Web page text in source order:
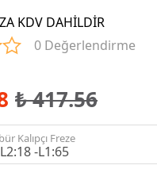
KDV DAHİLDİR
0 Değerlendirme
₺ 417.56
Kalıpçı Freze